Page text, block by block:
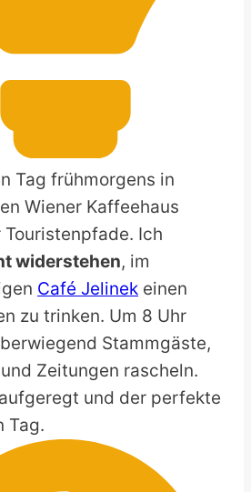
Tag frühmorgens in
Wiener Kaffeehaus
Ich
widerstehen, im
Café Jelinek einen
zu trinken. Um 8 Uhr
Stammgäste,
Zeitungen rascheln.
und der perfekte
Tag.